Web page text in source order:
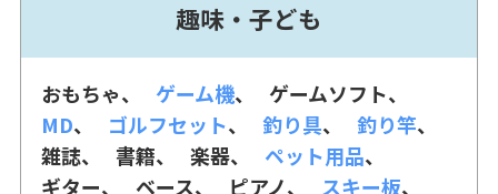
趣味・子ども
おもちゃ ゲーム機
ゲームソフト
MD
ゴルフセット 釣り具
釣り竿
雑誌
書籍 楽器
ペット用品
ギター
ベース ピアノ スキー板